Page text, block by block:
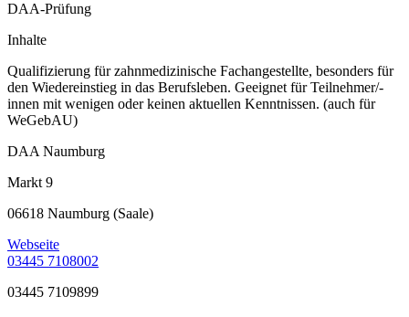
DAA-Prüfung
Inhalte
Qualifizierung für zahnmedizinische Fachangestellte, besonders für
den Wiedereinstieg in das Berufsleben. Geeignet für Teilnehmer/-
innen mit wenigen oder keinen aktuellen Kenntnissen. (auch für
WeGebAU)
DAA Naumburg
Markt 9
06618 Naumburg (Saale)
Webseite
03445 7108002
03445 7109899